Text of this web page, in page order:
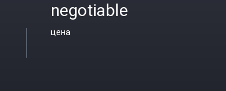
negotiable
цена